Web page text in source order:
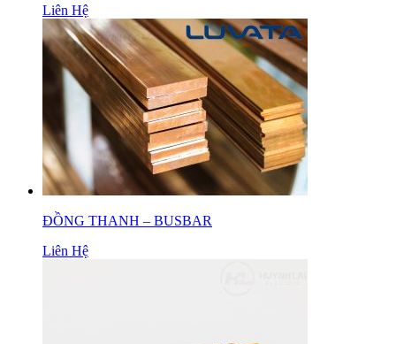
Liên Hệ
ĐỒNG THANH – BUSBAR
Liên Hệ